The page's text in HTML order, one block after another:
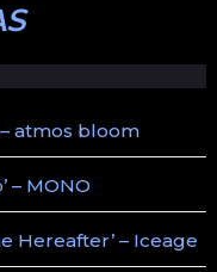
atmos bloom
– MONO
Hereafter’ – Iceage